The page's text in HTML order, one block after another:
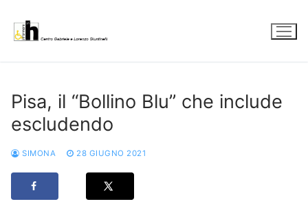
contenuto
Pisa, il “Bollino Blu” che include
escludendo
SIMONA 28 GIUGNO 2021